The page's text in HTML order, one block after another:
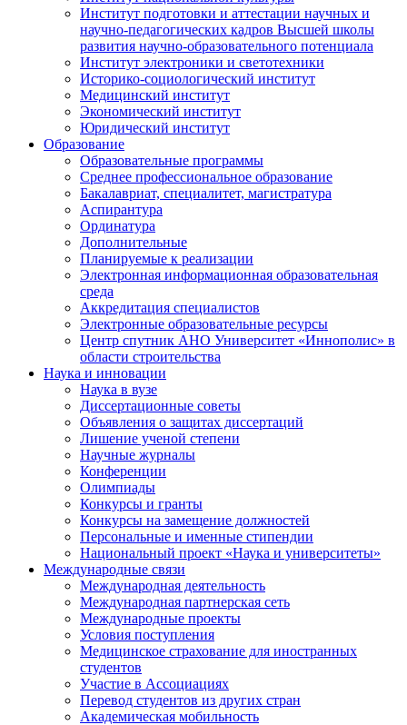
Институт подготовки и аттестации научных и
научно-педагогических кадров Высшей школы
развития научно-образовательного потенциала
Институт электроники и светотехники
Историко-социологический институт
Медицинский институт
Экономический институт
Юридический институт
Образование
Образовательные программы
Среднее профессиональное образование
Бакалавриат, специалитет, магистратура
Аспирантура
Ординатура
Дополнительные
Планируемые к реализации
Электронная информационная образовательная
среда
Аккредитация специалистов
Электронные образовательные ресурсы
Центр спутник АНО Университет «Иннополис» в
области строительства
Наука и инновации
Наука в вузе
Диссертационные советы
Объявления о защитах диссертаций
Лишение ученой степени
Научные журналы
Конференции
Олимпиады
Конкурсы и гранты
Конкурсы на замещение должностей
Персональные и именные стипендии
Национальный проект «Наука и университеты»
Международные связи
Международная деятельность
Международная партнерская сеть
Международные проекты
Условия поступления
Медицинское страхование для иностранных
студентов
Участие в Ассоциациях
Перевод студентов из других стран
Академическая мобильность